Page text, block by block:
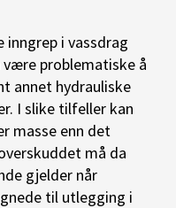
i vassdrag
problematiske å
annet hydrauliske
I slike tilfeller kan
masse enn det
må da
gjelder når
til utlegging i